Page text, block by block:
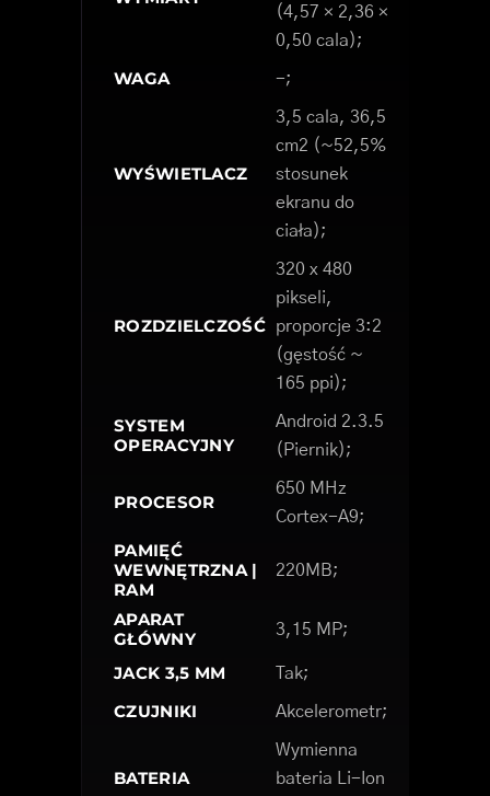
(4,57 × 2,36 ×
0,50 cala);
WAGA -;
WYŚWIETLACZ
3,5 cala, 36,5
cm2 (~52,5%
stosunek
ekranu do
ciała);
ROZDZIELCZOŚĆ
320 x 480
pikseli,
proporcje 3:2
(gęstość ~
165 ppi);
SYSTEM
OPERACYJNY
Android 2.3.5
(Piernik);
PROCESOR
650 MHz
Cortex-A9;
PAMIĘĆ
WEWNĘTRZNA |
RAM
220MB;
APARAT
GŁÓWNY
3,15 MP;
JACK 3,5 MM Tak;
CZUJNIKI Akcelerometr;
BATERIA
Wymienna
bateria Li-Ion